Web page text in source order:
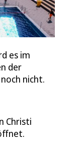
es im
der
nicht.
Christi